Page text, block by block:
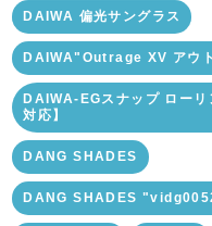
DAIWA 偏光サングラス
DAIWA"Outrage XV アウ
DAIWA-EGスナップ ロー
対応】
DANG SHADES
DANG SHADES